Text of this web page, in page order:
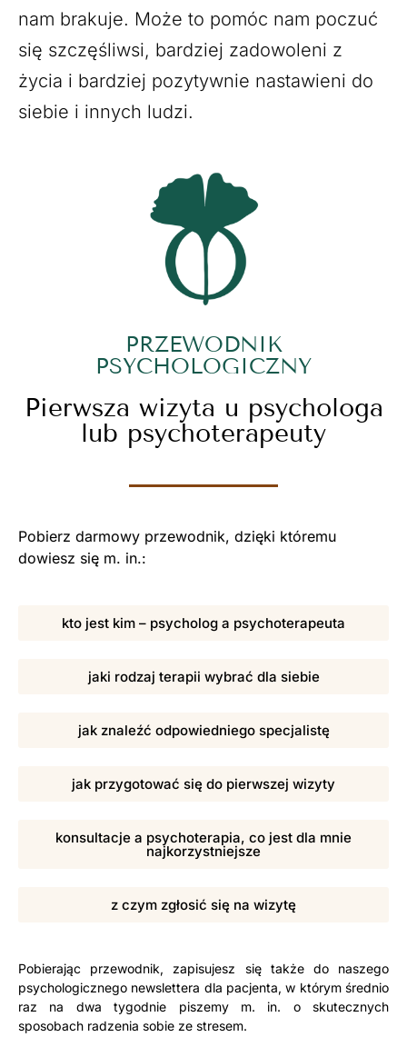
nam brakuje. Może to pomóc nam poczuć
się szczęśliwsi, bardziej zadowoleni z
życia i bardziej pozytywnie nastawieni do
siebie i innych ludzi.
PRZEWODNIK
PSYCHOLOGICZNY
Pierwsza wizyta u psychologa
lub psychoterapeuty
Pobierz darmowy przewodnik, dzięki któremu
dowiesz się m. in.:
kto jest kim – psycholog a psychoterapeuta
jaki rodzaj terapii wybrać dla siebie
jak znaleźć odpowiedniego specjalistę
jak przygotować się do pierwszej wizyty
konsultacje a psychoterapia, co jest dla mnie
najkorzystniejsze
z czym zgłosić się na wizytę
Pobierając przewodnik, zapisujesz się także do naszego
psychologicznego newslettera dla pacjenta, w którym średnio
raz na dwa tygodnie piszemy m. in. o skutecznych
sposobach radzenia sobie ze stresem.